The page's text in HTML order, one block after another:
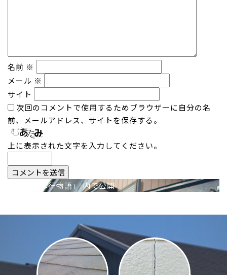
名前 ※
メール ※
サイト
次回のコメントで使用するためブラウザーに自分の名
前、メールアドレス、サイトを保存する。
上に表示された文字を入力してください。
ゲ
僕の「親孝行物語」内で公開